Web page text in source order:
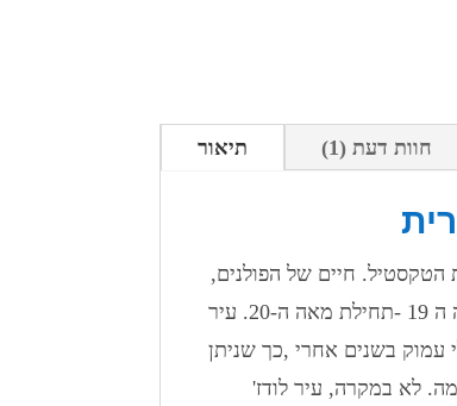
תיאור חוות דעת (1)
חיים של הפולנים,
יהודים, רוסים וגרמנים, עבר האשיר של עיר שזינקה בהתפתחותו בסוף מאה ה 19 -תחילת מאה ה-20. עיר
עמוק בשנים אחרי ,כך שניתן
לא במקרה, עיר לודז'